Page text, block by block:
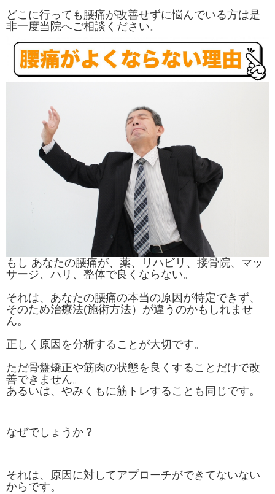
どこに行っても腰痛が改善せずに悩んでいる方は是
非一度当院へご相談ください。
もし あなたの腰痛が、薬、リハビリ、接骨院、マッ
サージ、ハリ、整体で良くならない。
それは、あなたの腰痛の本当の原因が特定できず、
そのため治療法(施術方法）が違うのかもしれませ
ん。
正しく原因を分析することが大切です。
ただ骨盤矯正や筋肉の状態を良くすることだけで改
善できません。
あるいは、やみくもに筋トレすることも同じです。
なぜでしょうか？
それは、原因に対してアプローチができてないない
からです。